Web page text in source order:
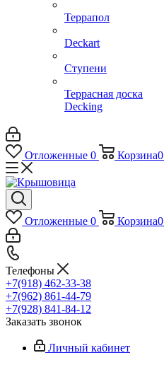
Террапол
Deckart
Ступени
Террасная доска
Decking
Отложенные 0 Корзина0
Отложенные 0 Корзина0
Телефоны
+7(918) 462-33-38
+7(962) 861-44-79
+7(928) 841-84-12
Заказать звонок
Личный кабинет